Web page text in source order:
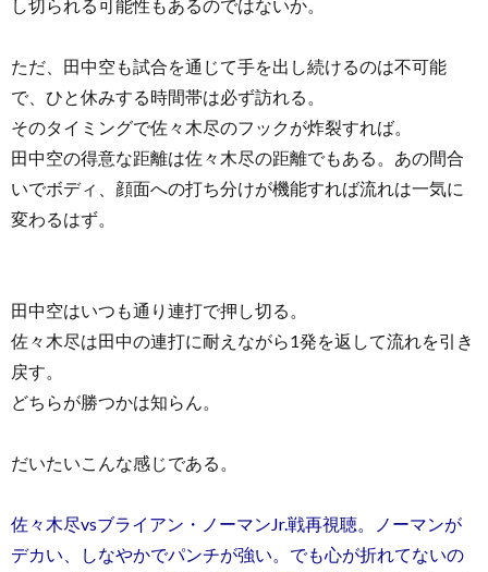
し切られる可能性もあるのではないか。
ただ、田中空も試合を通じて手を出し続けるのは不可能
で、ひと休みする時間帯は必ず訪れる。
そのタイミングで佐々木尽のフックが炸裂すれば。
田中空の得意な距離は佐々木尽の距離でもある。あの間合
いでボディ、顔面への打ち分けが機能すれば流れは一気に
変わるはず。
田中空はいつも通り連打で押し切る。
佐々木尽は田中の連打に耐えながら1発を返して流れを引き
戻す。
どちらが勝つかは知らん。
だいたいこんな感じである。
佐々木尽vsブライアン・ノーマンJr.戦再視聴。ノーマンが
デカい、しなやかでパンチが強い。でも心が折れてないの